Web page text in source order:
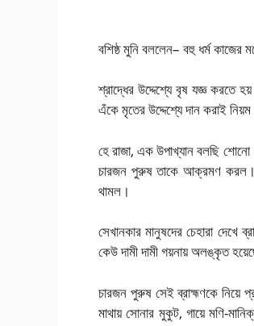
বশিষ্ঠ মুনি বললেন– বহু ধর্ম কাজের
শ্রাদ্ধের উদ্দেশ্যে বৃষ যজ্ঞ করতে
এঁকে মৃতের উদ্দেশ্যে দান করাই
হে রাজা, এক উপাখ্যান বলছি
চারজন পুরুষ তাকে আক্রমণ করল।
থামল।
সেখানকার মানুষদের চেহারা
কেউ দামী দামী গয়নায় অলঙ্কৃত
চারজন পুরুষ সেই ব্রাহ্মণকে নিয়ে
মাথায় সোনার মুকুট, গায়ে মণি-